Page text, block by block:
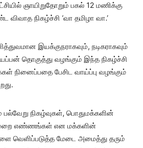
ஞாயிறுதோறும் பகல் 12 மணிக்கு
விவாத நிகழ்ச்சி ‘வா தமிழா வா.’
இயக்குநராகவும், நடிகராகவும்
தொகுத்து வழங்கும் இந்த நிகழ்ச்சி
நினைப்பதை பேசிட வாய்ப்பு வழங்கும்
பல்வேறு நிகழ்வுகள், பொதுமக்களின்
எண்ணங்கள் என மக்களின்
வெளிப்படுத்த மேடை அமைத்து தரும்